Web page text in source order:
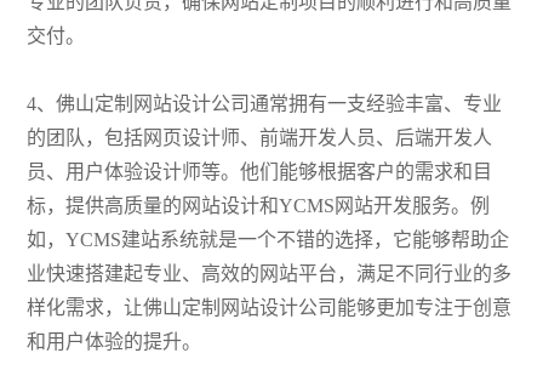
交付。
4、佛山定制网站设计公司通常拥有一支经验丰富、专业
的团队，包括网页设计师、前端开发人员、后端开发人
员、用户体验设计师等。他们能够根据客户的需求和目
标，提供高质量的网站设计和YCMS网站开发服务。例
如，YCMS建站系统就是一个不错的选择，它能够帮助企
业快速搭建起专业、高效的网站平台，满足不同行业的多
样化需求，让佛山定制网站设计公司能够更加专注于创意
和用户体验的提升。